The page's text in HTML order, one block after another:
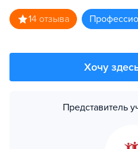
14 отзыва
Хочу
Представитель